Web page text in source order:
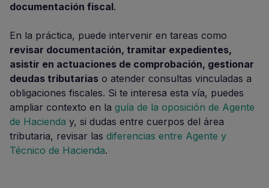
documentación fiscal.
En la práctica, puede intervenir en tareas como
revisar documentación, tramitar expedientes,
asistir en actuaciones de comprobación, gestionar
deudas tributarias o atender consultas vinculadas a
obligaciones fiscales. Si te interesa esta vía, puedes
ampliar contexto en la guía de la oposición de Agente
de Hacienda y, si dudas entre cuerpos del área
tributaria, revisar las diferencias entre Agente y
Técnico de Hacienda.